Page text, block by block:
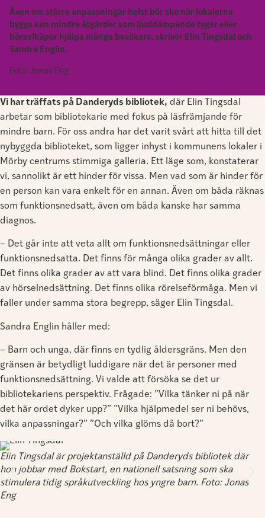
Även om större anpassningar helst bör ske när lokalerna
byggs kan mindre åtgärder som ljuddämpande tyger eller
hörselkåpor hjälpa många besökare, skriver Elin Tingsdal och
Sandra Englin.
Foto: Jonas Eng
Vi har träffats på Danderyds bibliotek, där Elin Tingsdal
arbetar som bibliotekarie med fokus på läsfrämjande för
mindre barn. För oss andra har det varit svårt att hitta till det
nybyggda biblioteket, som ligger inhyst i kommunens lokaler i
Mörby centrums stimmiga galleria. Ett läge som, konstaterar
vi, sannolikt är ett hinder för vissa. Men vad som är hinder för
en person kan vara enkelt för en annan. Även om båda räknas
som funktionsnedsatt, även om båda kanske har samma
diagnos.
– Det går inte att veta allt om funktionsnedsättningar eller
funktionsnedsatta. Det finns för många olika grader av allt.
Det finns olika grader av att vara blind. Det finns olika grader
av hörselnedsättning. Det finns olika rörelseförmåga. Men vi
faller under samma stora begrepp, säger Elin Tingsdal.
Sandra Englin håller med:
– Barn och unga, där finns en tydlig åldersgräns. Men den
gränsen är betydligt luddigare när det är personer med
funktionsnedsättning. Vi valde att försöka se det ur
bibliotekariens perspektiv. Frågade: ”Vilka tänker ni på när
det här ordet dyker upp?” ”Vilka hjälpmedel ser ni behövs,
vilka anpassningar?” ”Och vilka glöms då bort?”
Elin Tingsdal är projektanställd på Danderyds bibliotek där
hon jobbar med Bokstart, en nationell satsning som ska
stimulera tidig språkutveckling hos yngre barn. Foto: Jonas
Eng